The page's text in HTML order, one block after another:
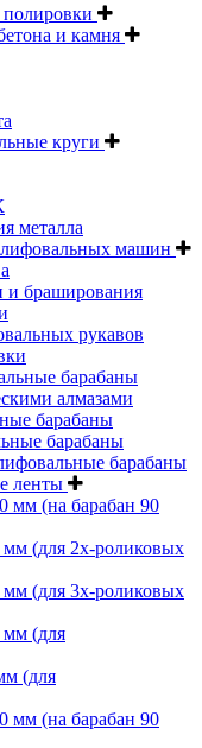
и камня
круги
металла
машин
и браширования
рукавов
барабаны
алмазами
барабаны
барабаны
барабаны
ленты
мм (на барабан 90
(для 2х-роликовых
(для 3х-роликовых
(для
(для
мм (на барабан 90